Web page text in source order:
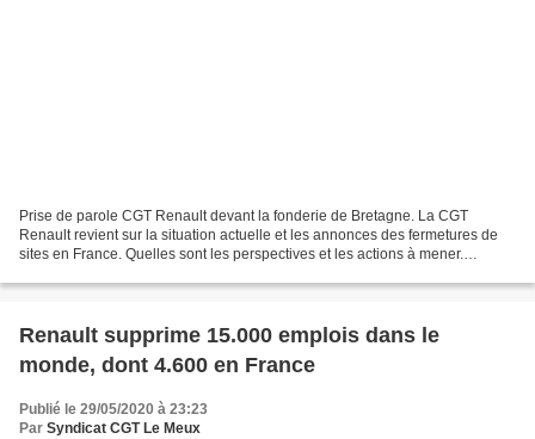
Prise de parole CGT Renault devant la fonderie de Bretagne. La CGT
Renault revient sur la situation actuelle et les annonces des fermetures de
sites en France. Quelles sont les perspectives et les actions à mener.
Renault supprime 15.000 emplois dans le
monde, dont 4.600 en France
Publié le 29/05/2020 à 23:23
Par Syndicat CGT Le Meux